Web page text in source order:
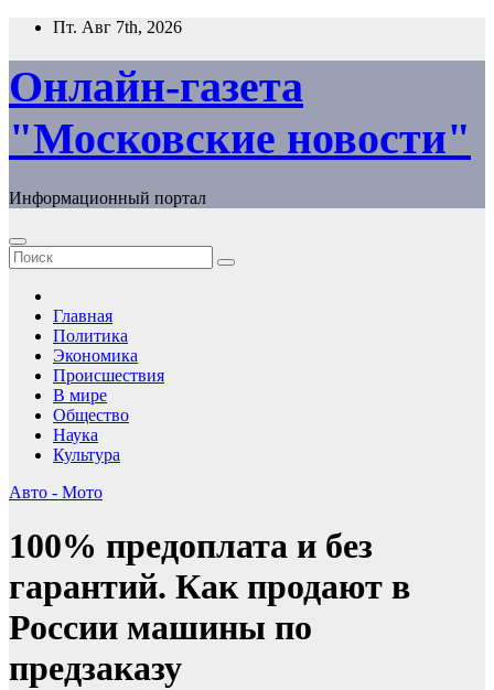
Перейти
содержимому
Пт. Авг 7th, 2026
Онлайн-газета
"Московские новости"
Информационный портал
Главная
Политика
Экономика
Происшествия
В мире
Общество
Наука
Культура
Авто - Мото
100% предоплата и без
гарантий. Как продают в
России машины по
предзаказу